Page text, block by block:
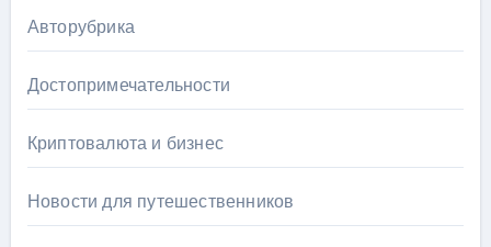
Авторубрика
Достопримечательности
Криптовалюта и бизнес
Новости для путешественников